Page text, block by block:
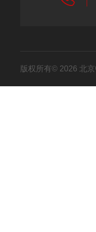
版权所有© 2026 北